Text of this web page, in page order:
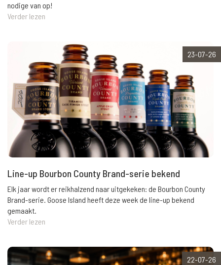
nodige van op!
Verder lezen
23-07-26
Line-up Bourbon County Brand-serie bekend
Elk jaar wordt er reikhalzend naar uitgekeken: de Bourbon County
Brand-serie. Goose Island heeft deze week de line-up bekend
gemaakt.
Verder lezen
22-07-26